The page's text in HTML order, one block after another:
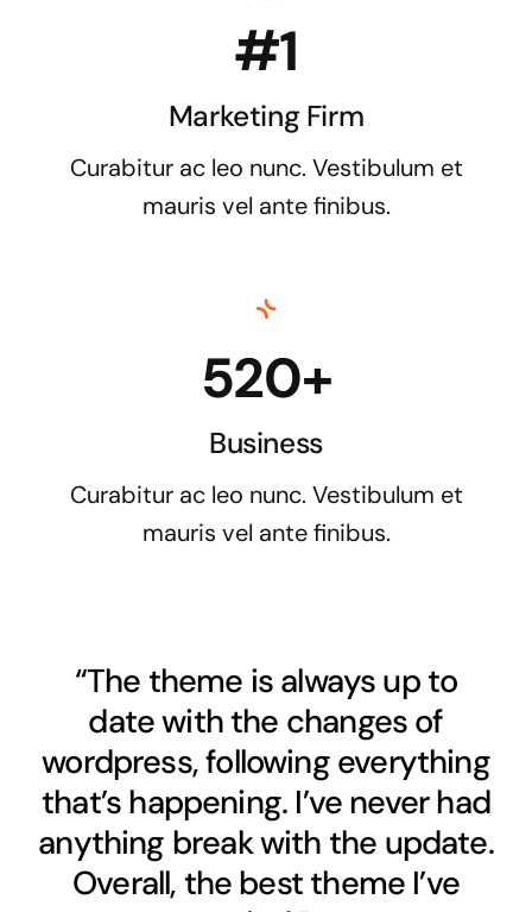
#1
Marketing Firm
Curabitur ac leo nunc. Vestibulum et
mauris vel ante finibus.
520+
Business
Curabitur ac leo nunc. Vestibulum et
mauris vel ante finibus.
“The theme is always up to
date with the changes of
wordpress, following everything
that’s happening. I’ve never had
anything break with the update.
Overall, the best theme I’ve